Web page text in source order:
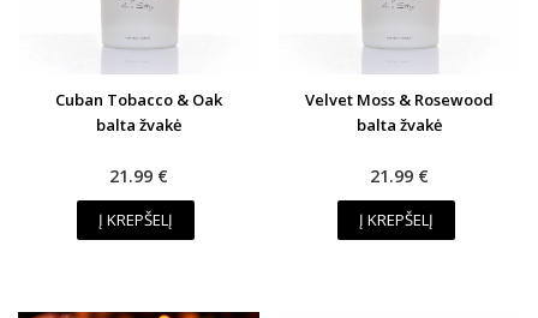
Cuban Tobacco & Oak
balta žvakė
21.99 €
Į KREPŠELĮ
Velvet Moss & Rosewood
balta žvakė
21.99 €
Į KREPŠELĮ